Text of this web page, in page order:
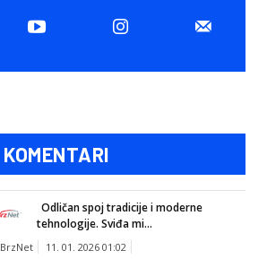
KOMENTARI
Odličan spoj tradicije i moderne
tehnologije. Sviđa mi...
BrzNet 11. 01. 2026 01:02